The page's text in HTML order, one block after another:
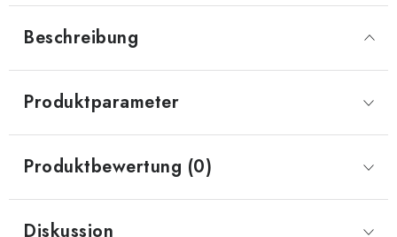
Beschreibung
Produktparameter
Produktbewertung (0)
Diskussion